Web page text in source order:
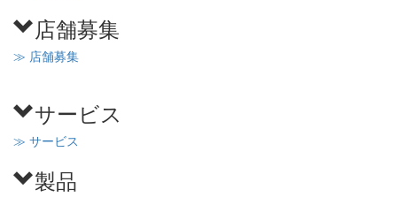
店舗募集
≫ 店舗募集
サービス
≫ サービス
製品